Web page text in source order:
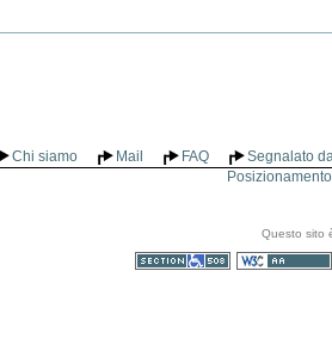
Chi siamo Mail FAQ Segnalato
Questo sito